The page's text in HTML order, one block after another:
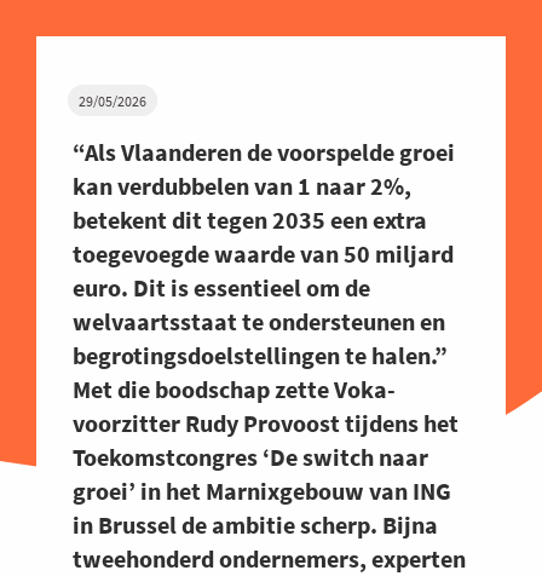
29/05/2026
“Als Vlaanderen de voorspelde groei
kan verdubbelen van 1 naar 2%,
betekent dit tegen 2035 een extra
toegevoegde waarde van 50 miljard
euro. Dit is essentieel om de
welvaartsstaat te ondersteunen en
begrotingsdoelstellingen te halen.”
Met die boodschap zette Voka-
voorzitter Rudy Provoost tijdens het
Toekomstcongres ‘De switch naar
groei’ in het Marnixgebouw van ING
in Brussel de ambitie scherp. Bijna
tweehonderd ondernemers, experten